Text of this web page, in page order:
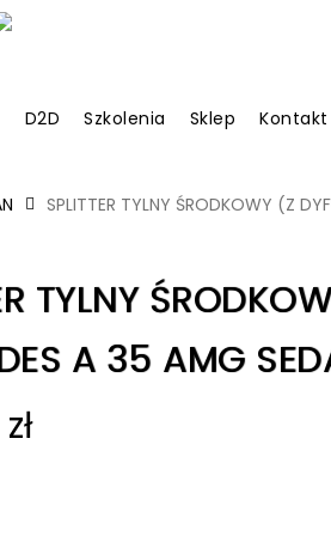
D2D Szkolenia Sklep Kontakt
SPLITTER TYLNY ŚRODKOWY (Z
TYLNY
A 35 AMG
zł